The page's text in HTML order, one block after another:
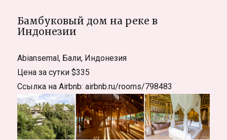
Бамбуковый дом на реке в
Индонезии
Abiansemal, Бали, Индонезия
Цена за сутки $335
Ссылка на Airbnb: airbnb.ru/rooms/798483